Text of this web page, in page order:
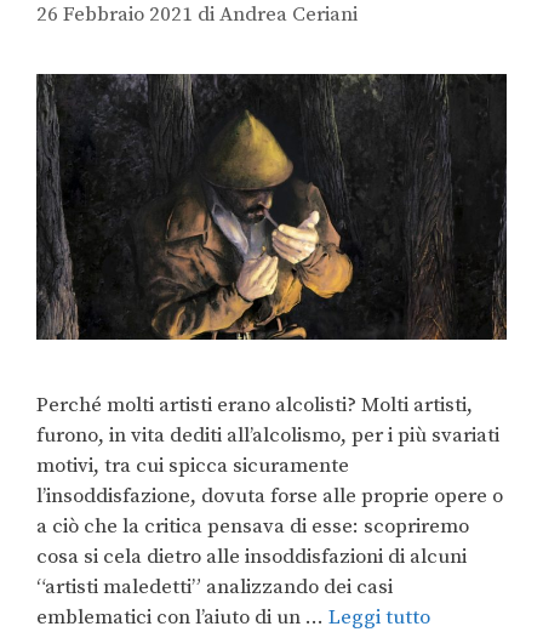
26 Febbraio 2021 diAndrea Ceriani
Perché molti artisti erano alcolisti? Molti artisti,
furono, in vita dediti all’alcolismo, per i più svariati
motivi, tra cui spicca sicuramente
l’insoddisfazione, dovuta forse alle proprie opere o
a ciò che la critica pensava di esse: scopriremo
cosa si cela dietro alle insoddisfazioni di alcuni
“artisti maledetti” analizzando dei casi
emblematici con l’aiuto di un … Leggi tutto